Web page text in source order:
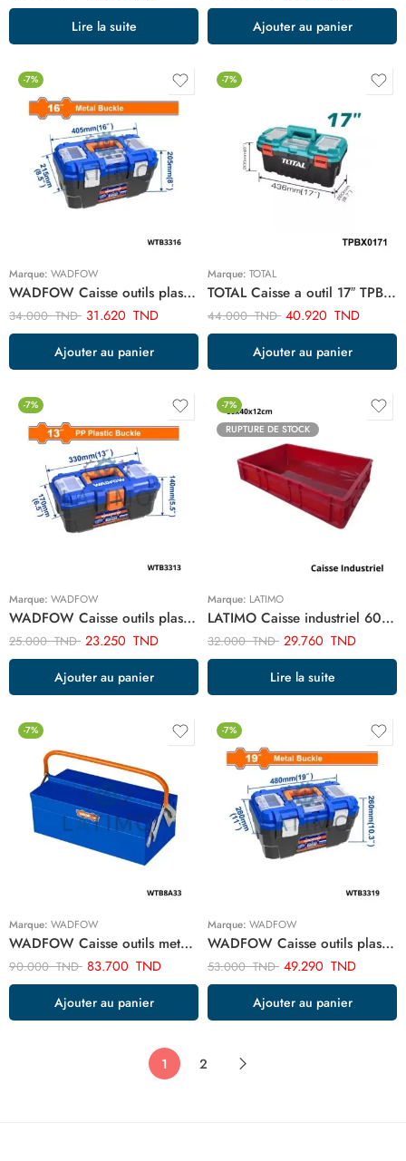
Lire la suite Ajouter au panier
-7%
Marque: WADFOW
WADFOW Caisse outils plastique 16″ WTB3316
34.000TND 31.620 TND
Ajouter au panier
-7%
Marque: TOTAL
TOTAL Caisse a outil 17″ TPBX0171
44.000TND 40.920 TND
Ajouter au panier
-7%
Marque: WADFOW
WADFOW Caisse outils plastique 13″ WTB3313
25.000TND 23.250 TND
Ajouter au panier
-7%
RUPTURE DE STOCK
Marque: LATIMO
LATIMO Caisse industriel 60x40x12cm c4 ART03532
32.000TND 29.760 TND
Lire la suite
-7%
Marque: WADFOW
WADFOW Caisse outils metal 2p WTB8A33
90.000TND 83.700 TND
Ajouter au panier
-7%
Marque: WADFOW
WADFOW Caisse outils plastique 19″ WTB3319
53.000TND 49.290 TND
Ajouter au panier
1 2